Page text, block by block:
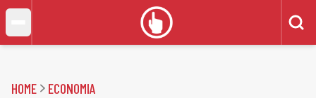
HOME ECONOMIA